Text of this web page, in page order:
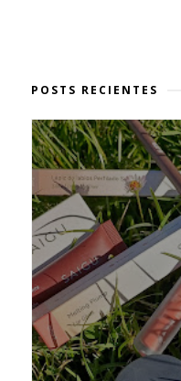
POSTS RECIENTES